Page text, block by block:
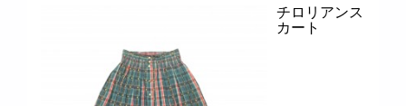
チロリアンス
カート